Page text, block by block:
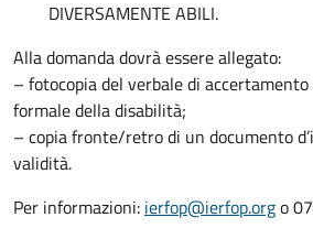
DIVERSAMENTE ABILI.
Alla domanda dovrà essere allegato:
– fotocopia del verbale di
formale della disabilità;
– copia fronte/retro di un documento
validità.
Per informazioni: ierfop@ierfop.orgo